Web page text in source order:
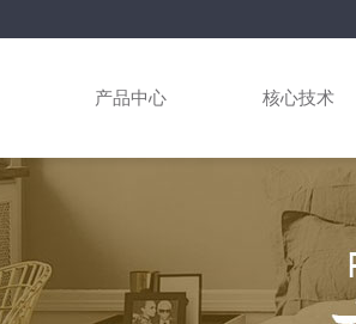
产品中心 核心技术